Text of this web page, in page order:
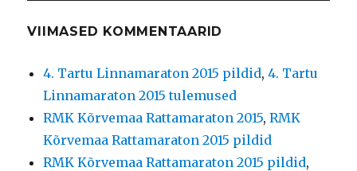
VIIMASED KOMMENTAARID
4. Tartu Linnamaraton 2015 pildid,4. Tartu
Linnamaraton 2015 tulemused
RMK Kõrvemaa Rattamaraton 2015,RMK
Kõrvemaa Rattamaraton 2015 pildid
RMK Kõrvemaa Rattamaraton 2015 pildid,